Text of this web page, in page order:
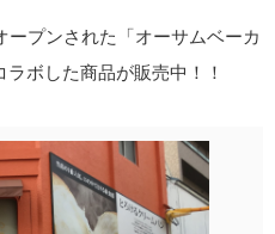
プンされた「オーサムベーカ
ボした商品が販売中！！